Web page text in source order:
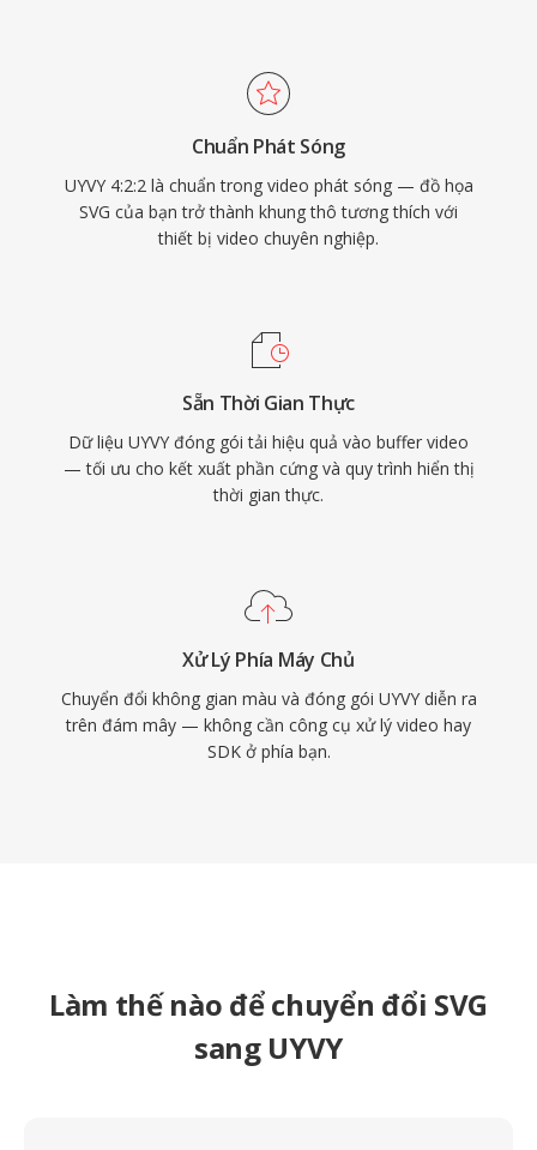
Chuẩn Phát Sóng
UYVY 4:2:2 là chuẩn trong video phát sóng — đồ họa
SVG của bạn trở thành khung thô tương thích với
thiết bị video chuyên nghiệp.
Sẵn Thời Gian Thực
Dữ liệu UYVY đóng gói tải hiệu quả vào buffer video
— tối ưu cho kết xuất phần cứng và quy trình hiển thị
thời gian thực.
Xử Lý Phía Máy Chủ
Chuyển đổi không gian màu và đóng gói UYVY diễn ra
trên đám mây — không cần công cụ xử lý video hay
SDK ở phía bạn.
Làm thế nào để chuyển đổi SVG
sang UYVY